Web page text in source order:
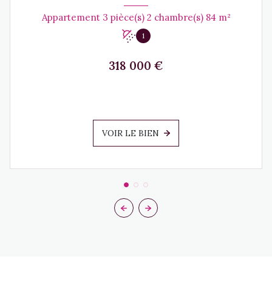
Appartement 3 pièce(s) 2 chambre(s) 84 m²
1
318 000 €
VOIR LE BIEN